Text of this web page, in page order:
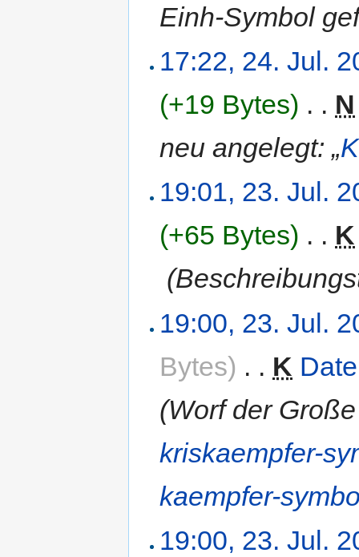
Einh-Symbol
17:22, 24. Jul.
(+19 Bytes) . . N
neu angelegt: „
19:01, 23. Jul.
(+65 Bytes) . . K
19:00, 23. Jul.
Bytes) . . K
(Worf der
kriskaempfer-
kaempfer-
19:00, 23. Jul.